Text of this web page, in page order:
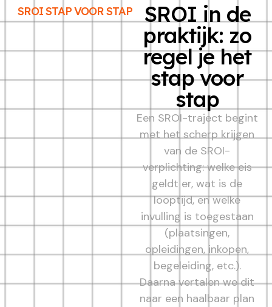
SROI STAP VOOR STAP SROI in de
praktijk: zo
regel je het
stap voor
stap
Een SROI-traject begint
met het scherp krijgen
van de SROI-
verplichting: welke eis
geldt er, wat is de
looptijd, en welke
invulling is toegestaan
(plaatsingen,
opleidingen, inkopen,
begeleiding, etc.).
Daarna vertalen we dit
naar een haalbaar plan